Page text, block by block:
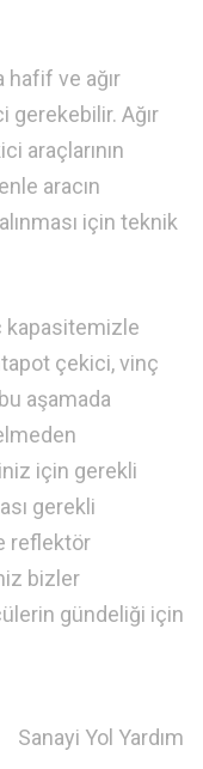
hafif ve ağır
gerekebilir. Ağır
araçlarının
aracın
için teknik
kapasitemizle
çekici, vinç
aşamada
için gerekli
gerekli
reflektör
bizler
gündeliği için
Sanayi Yol Yardım